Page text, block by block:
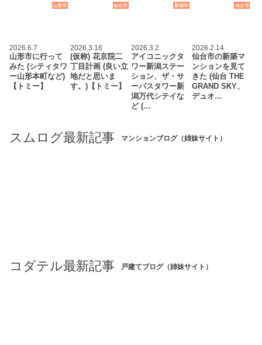
山形市
2026.6.7
山形市に行って
みた (シティタワ
ー山形本町など)
【トミー】
仙台市
2026.3.16
(仮称) 花京院二
丁目計画 (良い立
地だと思いま
す。)【トミー】
新潟市
2026.3.2
アイコニックタ
ワー新潟ステー
ション、ザ・サ
ーパスタワー新
潟万代シテイな
ど (…
仙台市
2026.2.14
仙台市の新築マ
ンションを見て
きた (仙台 THE
GRAND SKY、
デュオ…
スムログ最新記事 マンションブログ（姉妹サイト）
コダテル最新記事 戸建てブログ（姉妹サイト）